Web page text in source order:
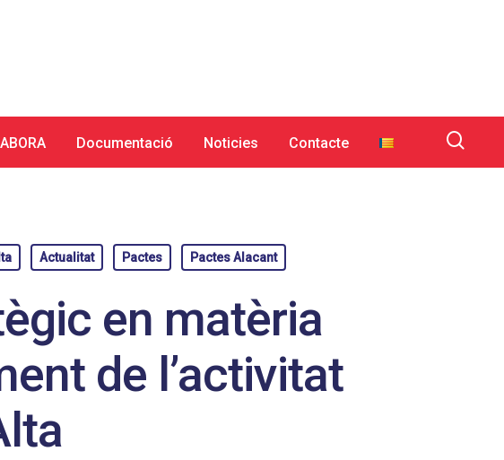
Documentació Noticies Contacte
Actualitat Pactes Pactes Alacant
en matèria
de l’activitat